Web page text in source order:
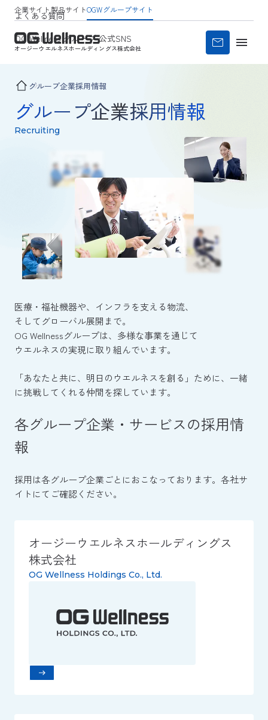
企業サイト製品サイトOGWグループサイト
オージーウエルネスホールディングス株式会社
よくある質問
OG Wellness グループ 公式SNS
グループ企業採用情報
グループ企業採用情報
Recruiting
医療・福祉機器や、インフラを支える物流、
そしてグローバル展開まで。
OG Wellnessグループは、多様な事業を通じて
ウエルネスの実現に取り組んでいます。
「あなたと共に、明日のウエルネスを創る」ために、 一緒
に挑戦してくれる仲間を探しています。
各グループ企業・サービスの採用情
報
採用は各グループ企業ごとにおこなっております。各社サ
イトにてご確認ください。
オージーウエルネスホールディングス
株式会社
OG Wellness Holdings Co., Ltd.